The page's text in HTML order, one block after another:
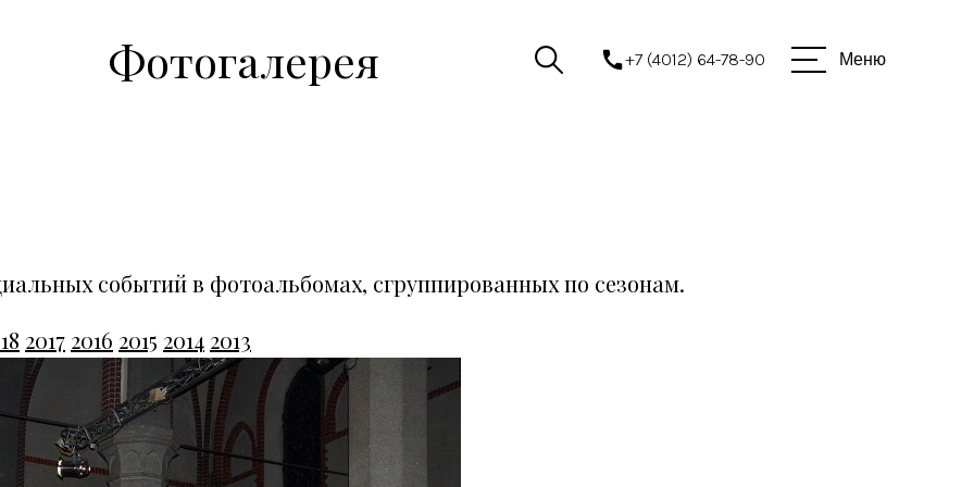
+7 (4012) 64-78-90 Меню
Фотогалерея
событий в фотоальбомах, сгруппированных по сезонам.
2017 2016 2015 2014 2013